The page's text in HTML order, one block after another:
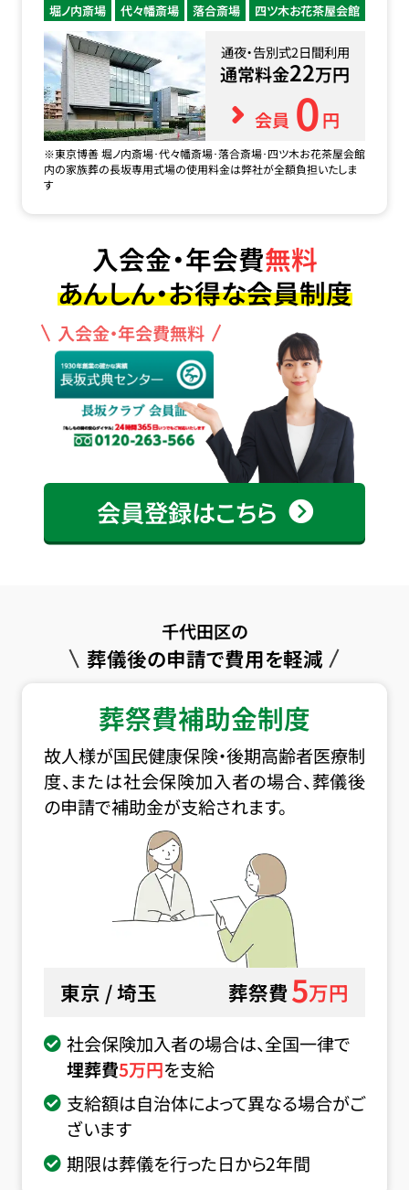
堀ノ内斎場 代々幡斎場 落合斎場 四ツ木お花茶屋会館
通夜・告別式2日間利用
通常料金22万円
会員 0円
※東京博善 堀ノ内斎場･代々幡斎場･落合斎場･四ツ木お花茶屋会館
内の家族葬の長坂専用式場の使用料金は弊社が全額負担いたしま
す
入会金・年会費無料
あんしん・お得な会員制度
入会金・年会費無料
会員登録はこちら
千代田区の
葬儀後の申請で費用を軽減
葬祭費補助金制度
故人様が国民健康保険・後期高齢者医療制
度、または社会保険加入者の場合、葬儀後
の申請で補助金が支給されます。
東京 / 埼玉 葬祭費5万円
社会保険加入者の場合は、全国一律で
埋葬費5万円を支給
支給額は自治体によって異なる場合がご
ざいます
期限は葬儀を行った日から2年間